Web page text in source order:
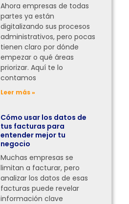
Ahora empresas de todas
partes ya están
digitalizando sus procesos
administrativos, pero pocas
tienen claro por dónde
empezar o qué áreas
priorizar. Aquí te lo
contamos
Leer más »
Cómo usar los datos de
tus facturas para
entender mejor tu
negocio
Muchas empresas se
limitan a facturar, pero
analizar los datos de esas
facturas puede revelar
información clave